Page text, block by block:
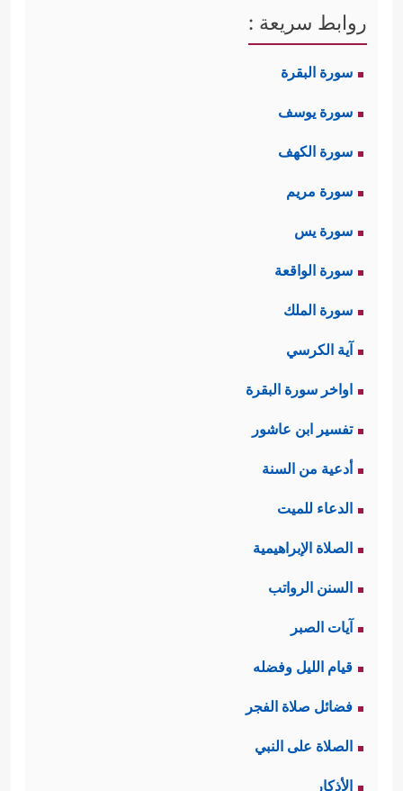
روابط سريعة :
سورة البقرة
سورة يوسف
سورة الكهف
سورة مريم
سورة يس
سورة الواقعة
سورة الملك
آية الكرسي
اواخر سورة البقرة
تفسير ابن عاشور
أدعية من السنة
الدعاء للميت
الصلاة الإبراهيمية
السنن الرواتب
آيات الصبر
قيام الليل وفضله
فضائل صلاة الفجر
الصلاة على النبي
الأذكار